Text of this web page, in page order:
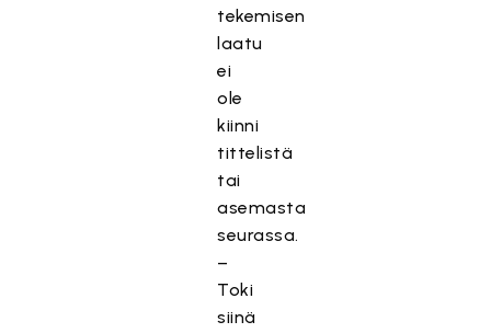
tekemisen
laatu
ei
ole
kiinni
tittelistä
tai
asemasta
seurassa.
–
Toki
siinä